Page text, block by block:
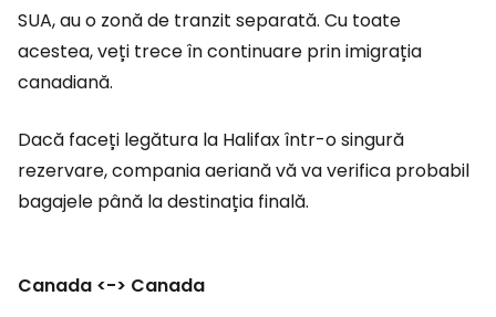
SUA, au o zonă de tranzit separată. Cu toate
acestea, veți trece în continuare prin imigrația
canadiană.
Dacă faceți legătura la Halifax într-o singură
rezervare, compania aeriană vă va verifica probabil
bagajele până la destinația finală.
Canada <-> Canada